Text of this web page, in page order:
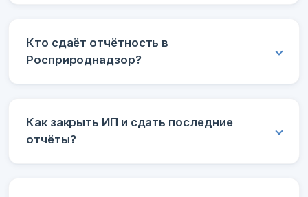
Кто сдаёт отчётность в
Росприроднадзор?
Как закрыть ИП и сдать последние
отчёты?